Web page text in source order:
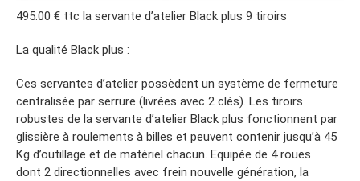
495.00 € ttc la servante d’atelier Black plus 9 tiroirs
La qualité Black plus :
Ces servantes d’atelier possèdent un système de fermeture
centralisée par serrure (livrées avec 2 clés). Les tiroirs
robustes de la servante d’atelier Black plus fonctionnent par
glissière à roulements à billes et peuvent contenir jusqu’à 45
Kg d’outillage et de matériel chacun. Equipée de 4 roues
dont 2 directionnelles avec frein nouvelle génération, la